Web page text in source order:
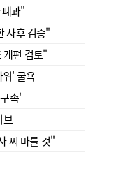
과"
사후 검증"
편 검토"
' 굴욕
속'
브
씨 마를 것"